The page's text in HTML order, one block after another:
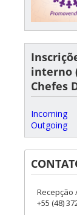
interno
Chefes
Incoming
Outgoing
Recepção
+55 (48)